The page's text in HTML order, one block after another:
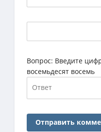
Вопрос: Введите
восемьдесят восемь
Отправить